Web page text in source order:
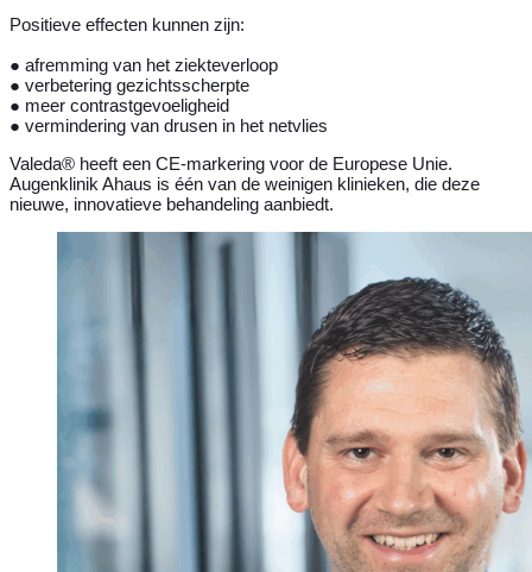
Positieve effecten kunnen zijn:
● afremming van het ziekteverloop
● verbetering gezichtsscherpte
● meer contrastgevoeligheid
● vermindering van drusen in het netvlies
Valeda® heeft een CE-markering voor de Europese Unie.
Augenklinik Ahaus is één van de weinigen klinieken, die deze
nieuwe, innovatieve behandeling aanbiedt.